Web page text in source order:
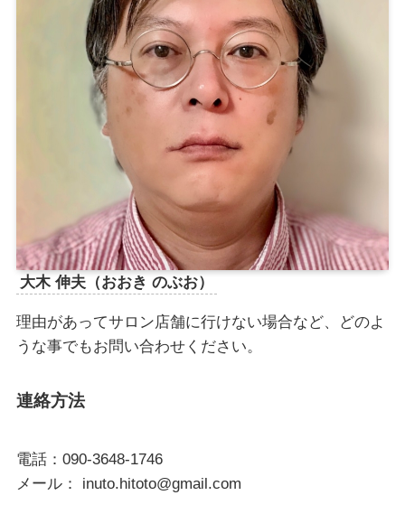
大木 伸夫（おおき のぶお）
理由があってサロン店舗に行けない場合など、どのよ
うな事でもお問い合わせください。
連絡方法
電話：090-3648-1746
メール： inuto.hitoto@gmail.com